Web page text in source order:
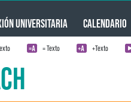
UNIVERSITARIA CALENDARIO
= Texto +Texto